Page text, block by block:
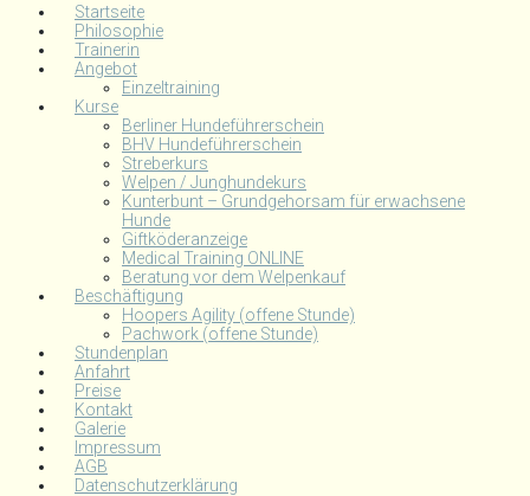
Startseite
Philosophie
Trainerin
Angebot
Einzeltraining
Kurse
Berliner Hundeführerschein
BHV Hundeführerschein
Streberkurs
Welpen / Junghundekurs
Kunterbunt – Grundgehorsam für erwachsene
Hunde
Giftköderanzeige
Medical Training ONLINE
Beratung vor dem Welpenkauf
Beschäftigung
Hoopers Agility (offene Stunde)
Pachwork (offene Stunde)
Stundenplan
Anfahrt
Preise
Kontakt
Galerie
Impressum
AGB
Datenschutzerklärung